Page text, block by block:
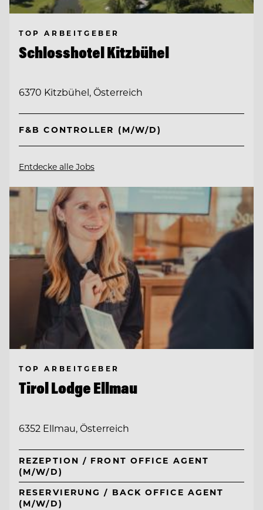
TOP ARBEITGEBER
Schlosshotel Kitzbühel
6370 Kitzbühel, Österreich
F&B CONTROLLER (M/W/D)
Entdecke alle Jobs
TOP ARBEITGEBER
Tirol Lodge Ellmau
6352 Ellmau, Österreich
REZEPTION / FRONT OFFICE AGENT
(M/W/D)
RESERVIERUNG / BACK OFFICE AGENT
(M/W/D)